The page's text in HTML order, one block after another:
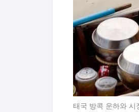
태국 방콕 운하와 시